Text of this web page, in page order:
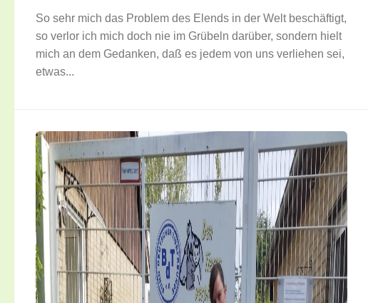
So sehr mich das Problem des Elends in der Welt beschäftigt,
so verlor ich mich doch nie im Grübeln darüber, sondern hielt
mich an dem Gedanken, daß es jedem von uns verliehen sei,
etwas...